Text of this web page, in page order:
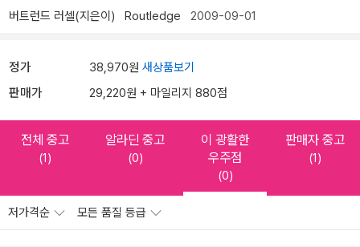
버트런드 러셀(지은이) Routledge 2009-09-01
정가 38,970원 새상품보기
판매가 29,220원 + 마일리지 880점
전체 중고
(1)
알라딘 중고
(0)
이 광활한
우주점
(0)
판매자 중고
(1)
저가격순 모든 품질 등급